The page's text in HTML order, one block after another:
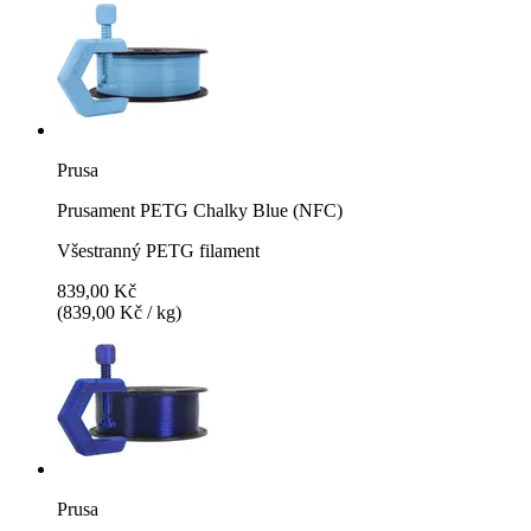
Prusa
Prusament PETG Chalky Blue (NFC)
Všestranný PETG filament
839,00 Kč
(839,00 Kč / kg)
Prusa